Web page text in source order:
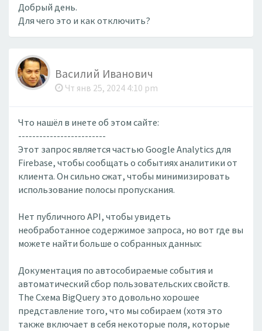
Добрый день.
Для чего это и как отключить?
Василий Иванович
Чт янв 25, 2024 4:10 pm
Что нашёл в инете об этом сайте:
-------------------------
Этот запрос является частью Google Analytics для
Firebase, чтобы сообщать о событиях аналитики от
клиента. Он сильно сжат, чтобы минимизировать
использование полосы пропускания.
Нет публичного API, чтобы увидеть
необработанное содержимое запроса, но вот где вы
можете найти больше о собранных данных:
Документация по автособираемые события и
автоматический сбор пользовательских свойств.
The Схема BigQuery это довольно хорошее
представление того, что мы собираем (хотя это
также включает в себя некоторые поля, которые